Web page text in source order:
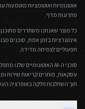
אוטונומיות ואוטומציות
פתרונות מדף.
כל מוצר שאנחנו משחררים
תפעוליים לצמיחה מדידה.
עסקאות, פותרים קריאות שירות
תוך השתלבות חלקה באופרציה